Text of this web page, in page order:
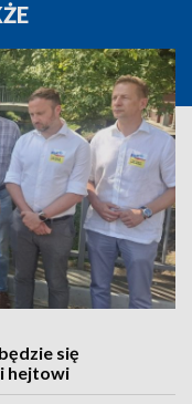
się
hejtowi